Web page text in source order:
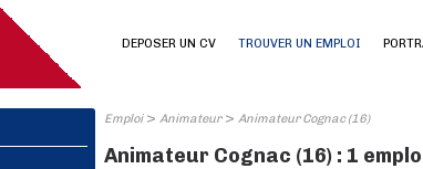
DEPOSER UN CV TROUVER UN EMPLOI
Emploi> Animateur> Animateur Cognac (16)
Animateur Cognac (16) : 1